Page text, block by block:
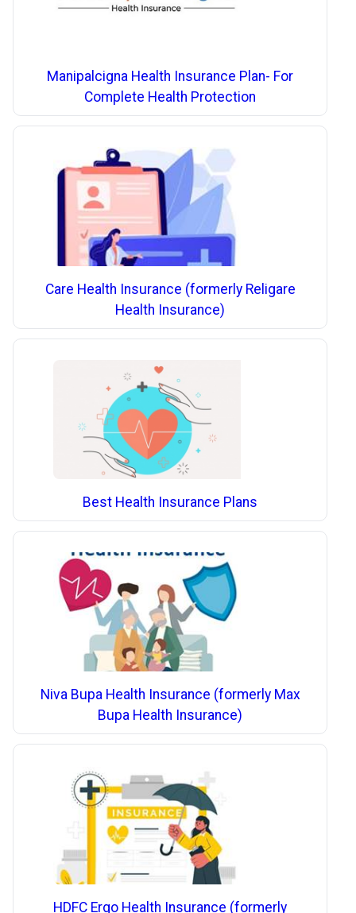
Manipalcigna Health Insurance Plan- For
Complete Health Protection
Care Health Insurance (formerly Religare
Health Insurance)
Best Health Insurance Plans
Niva Bupa Health Insurance (formerly Max
Bupa Health Insurance)
HDFC Ergo Health Insurance (formerly